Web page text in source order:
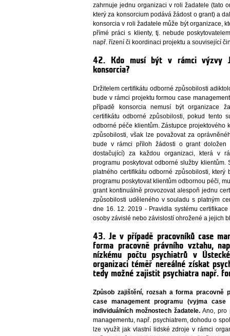
zahrnuje jednu organizaci v roli žadatele (tato
který za konsorcium podává žádost o grant) a
konsorcia v roli žadatele může být organizace,
přímé práci s klienty, tj. nebude
např. řízení či koordinaci projektu a související
42. Kdo musí být v rámci výzvy
konsorcia?
Držitelem certifikátu odborné způsobilosti
bude v rámci projektu formou case
případě konsorcia nemusí být organizace
certifikátu odborné způsobilosti, pokud tento
odborné péče klientům. Zástupce projektového
způsobilosti, však lze považovat za
bude v rámci příloh žádosti o grant doložen
dostačující) za každou organizaci, která v
programu poskytovat odborné služby
platného certifikátu odborné způsobilosti,
programu poskytovat klientům odbornou péči,
grant kontinuálně provozovat alespoň jednu
způsobilosti uděleného v souladu s platným
dne 16. 12. 2019 - Pravidla systému
osoby závislé nebo závislostí ohrožené a jejich
43. Je v případě pracovníků case
forma pracovně právního vztahu,
nízkému počtu psychiatrů v
organizaci téměř nereálné získat
tedy možné zajistit psychiatra např.
Způsob zajištění, rozsah a forma pracovně
case management programu (vyjma
individuálních možnostech žadatele.Ano, pro
managementu, např. psychiatrem, dohodu o
lze využít jak vlastní lidské zdroje v rámci